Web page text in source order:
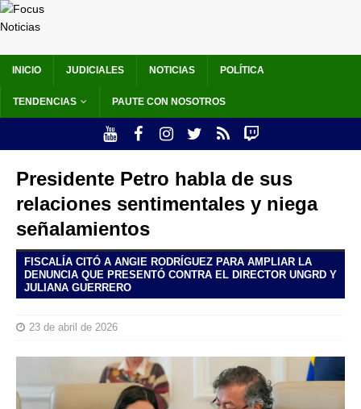
INICIO JUDICIALES NOTICIAS POLÍTICA
TENDENCIAS PAUTE CON NOSOTROS
Presidente Petro habla de sus
relaciones sentimentales y niega
señalamientos
FISCALÍA CITÓ A ANGIE RODRÍGUEZ PARA AMPLIAR LA
DENUNCIA QUE PRESENTÓ CONTRA EL DIRECTOR UNGRD Y
JULIANA GUERRERO
23 de abril de 2026